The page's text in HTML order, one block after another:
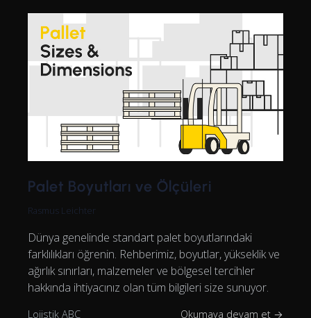
Palet Boyutları ve Ölçüleri
Rasmus Leichter
Dünya genelinde standart palet boyutlarındaki
farklılıkları öğrenin. Rehberimiz, boyutlar, yükseklik ve
ağırlık sınırları, malzemeler ve bölgesel tercihler
hakkında ihtiyacınız olan tüm bilgileri size sunuyor.
Lojistik ABC Okumaya devam et →